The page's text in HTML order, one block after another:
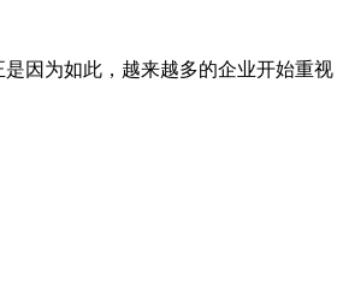
因为如此，越来越多的企业开始重视